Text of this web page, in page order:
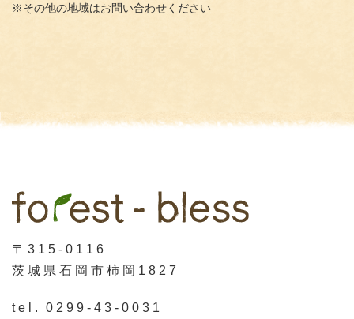
※その他の地域はお問い合わせください
〒315-0116
茨城県石岡市柿岡1827
tel.
0299-43-0031